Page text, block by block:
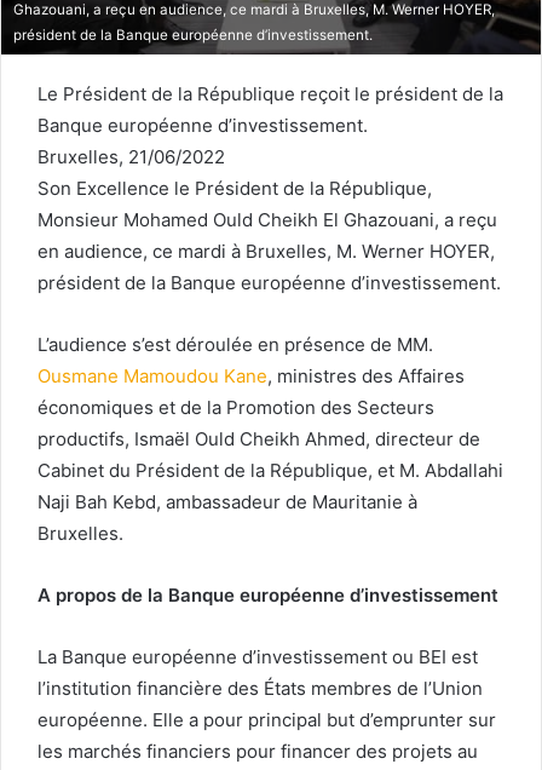
Ghazouani, a reçu en audience, ce mardi à Bruxelles, M. Werner HOYER,
président de la Banque européenne d’investissement.
Le Président de la République reçoit le président de la
Banque européenne d’investissement.
Bruxelles, 21/06/2022
Son Excellence le Président de la République,
Monsieur Mohamed Ould Cheikh El Ghazouani, a reçu
en audience, ce mardi à Bruxelles, M. Werner HOYER,
président de la Banque européenne d’investissement.
L’audience s’est déroulée en présence de MM.
Ousmane Mamoudou Kane, ministres des Affaires
économiques et de la Promotion des Secteurs
productifs, Ismaël Ould Cheikh Ahmed, directeur de
Cabinet du Président de la République, et M. Abdallahi
Naji Bah Kebd, ambassadeur de Mauritanie à
Bruxelles.
A propos de la Banque européenne d’investissement
La Banque européenne d’investissement ou BEI est
l’institution financière des États membres de l’Union
européenne. Elle a pour principal but d’emprunter sur
les marchés financiers pour financer des projets au